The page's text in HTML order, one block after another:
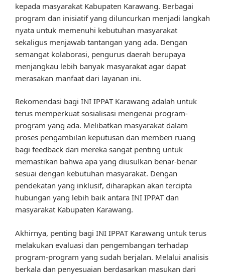
kepada masyarakat Kabupaten Karawang. Berbagai
program dan inisiatif yang diluncurkan menjadi langkah
nyata untuk memenuhi kebutuhan masyarakat
sekaligus menjawab tantangan yang ada. Dengan
semangat kolaborasi, pengurus daerah berupaya
menjangkau lebih banyak masyarakat agar dapat
merasakan manfaat dari layanan ini.
Rekomendasi bagi INI IPPAT Karawang adalah untuk
terus memperkuat sosialisasi mengenai program-
program yang ada. Melibatkan masyarakat dalam
proses pengambilan keputusan dan memberi ruang
bagi feedback dari mereka sangat penting untuk
memastikan bahwa apa yang diusulkan benar-benar
sesuai dengan kebutuhan masyarakat. Dengan
pendekatan yang inklusif, diharapkan akan tercipta
hubungan yang lebih baik antara INI IPPAT dan
masyarakat Kabupaten Karawang.
Akhirnya, penting bagi INI IPPAT Karawang untuk terus
melakukan evaluasi dan pengembangan terhadap
program-program yang sudah berjalan. Melalui analisis
berkala dan penyesuaian berdasarkan masukan dari